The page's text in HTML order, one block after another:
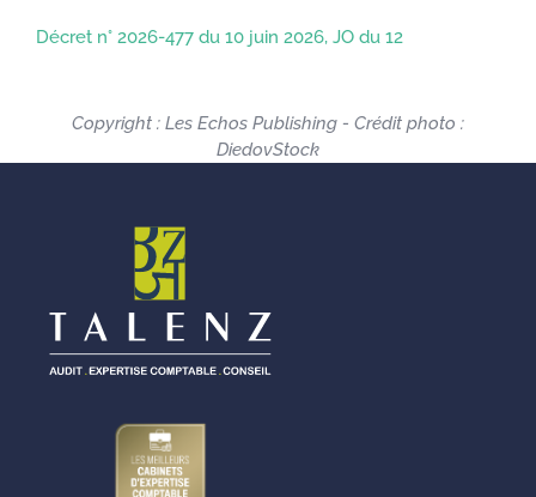
Décret n° 2026-477 du 10 juin 2026, JO du 12
Copyright : Les Echos Publishing - Crédit photo :
DiedovStock